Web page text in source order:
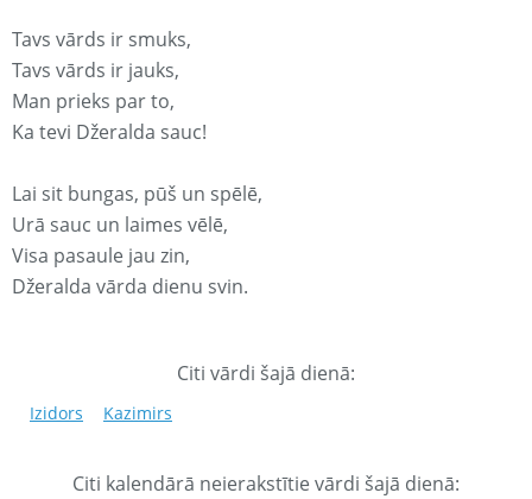
Tavs vārds ir smuks,
Tavs vārds ir jauks,
Man prieks par to,
Ka tevi Džeralda sauc!
Lai sit bungas, pūš un spēlē,
Urā sauc un laimes vēlē,
Visa pasaule jau zin,
Džeralda vārda dienu svin.
Citi vārdi šajā dienā:
Izidors Kazimirs
Citi kalendārā neierakstītie vārdi šajā dienā: